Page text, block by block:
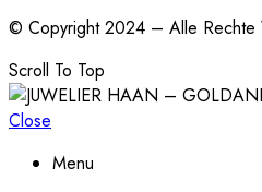
© Copyright 2024 – Alle Rechte
Scroll To Top
Close
Menu